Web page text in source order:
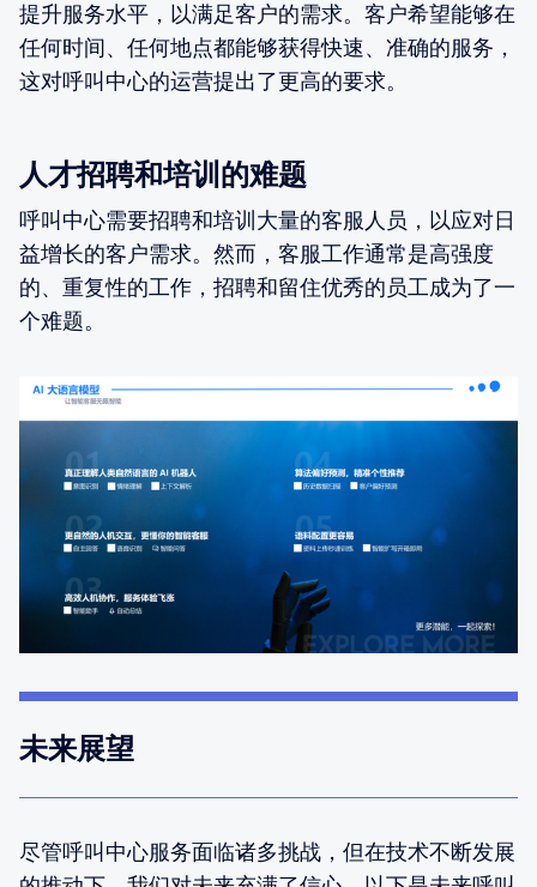
提升服务水平，以满足客户的需求。客户希望能够在
任何时间、任何地点都能够获得快速、准确的服务，
这对呼叫中心的运营提出了更高的要求。
人才招聘和培训的难题
呼叫中心需要招聘和培训大量的客服人员，以应对日
益增长的客户需求。然而，客服工作通常是高强度
的、重复性的工作，招聘和留住优秀的员工成为了一
个难题。
未来展望
尽管呼叫中心服务面临诸多挑战，但在技术不断发展